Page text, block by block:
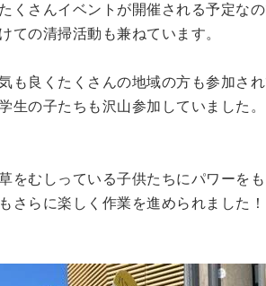
くさんイベントが開催される予定な
ての清掃活動も兼ねています。
も良くたくさんの地域の方も参加され
生の子たちも沢山参加していました。
をむしっている子供たちにパワーを
さらに楽しく作業を進められました！